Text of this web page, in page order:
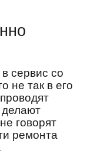
сервис со
не так в его
делают
говорят
ремонта